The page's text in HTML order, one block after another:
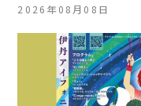
2026年08月08日